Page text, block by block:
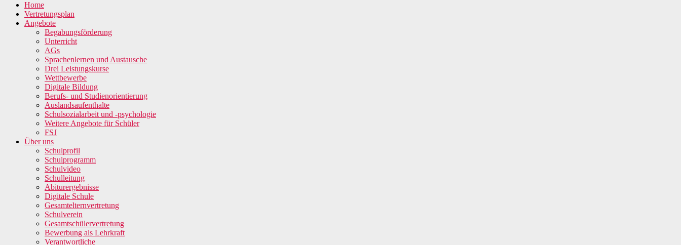
Home
Vertretungsplan
Angebote
Begabungsförderung
Unterricht
AGs
Sprachenlernen und Austausche
Drei Leistungskurse
Wettbewerbe
Digitale Bildung
Berufs- und Studienorientierung
Auslandsaufenthalte
Schulsozialarbeit und -psychologie
Weitere Angebote für Schüler
FSJ
Über uns
Schulprofil
Schulprogramm
Schulvideo
Schulleitung
Abiturergebnisse
Digitale Schule
Gesamtelternvertretung
Schulverein
Gesamtschülervertretung
Bewerbung als Lehrkraft
Verantwortliche